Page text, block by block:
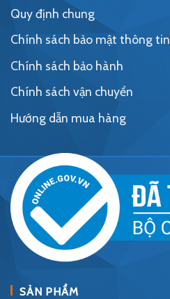
Quy định chung
Chính sách bảo mật thông tin
Chính sách bảo hành
Chính sách vận chuyển
Hướng dẫn mua hàng
SẢN PHẨM